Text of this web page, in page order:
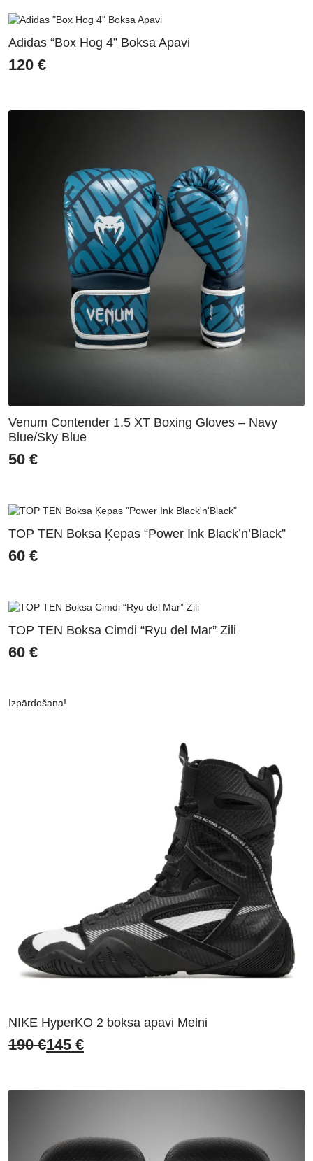
Adidas “Box Hog 4” Boksa Apavi
120 €
Venum Contender 1.5 XT Boxing Gloves – Navy
Blue/Sky Blue
50 €
TOP TEN Boksa Ķepas “Power Ink Black’n’Black”
60 €
TOP TEN Boksa Cimdi “Ryu del Mar” Zili
60 €
Izpārdošana!
NIKE HyperKO 2 boksa apavi Melni
190€
Original
was:
145 €
Current
is: